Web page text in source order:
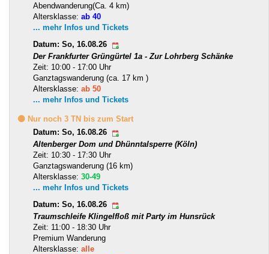
Abendwanderung(Ca. 4 km)
Altersklasse: ab 40
... mehr Infos und Tickets
Datum: So, 16.08.26
Der Frankfurter Grüngürtel 1a - Zur Lohrberg Schänke
Zeit: 10:00 - 17:00 Uhr
Ganztagswanderung (ca. 17 km )
Altersklasse: ab 50
... mehr Infos und Tickets
🟡 Nur noch 3 TN bis zum Start
Datum: So, 16.08.26
Altenberger Dom und Dhünntalsperre (Köln)
Zeit: 10:30 - 17:30 Uhr
Ganztagswanderung (16 km)
Altersklasse: 30-49
... mehr Infos und Tickets
Datum: So, 16.08.26
Traumschleife Klingelfloß mit Party im Hunsrück
Zeit: 11:00 - 18:30 Uhr
Premium Wanderung
Altersklasse: alle